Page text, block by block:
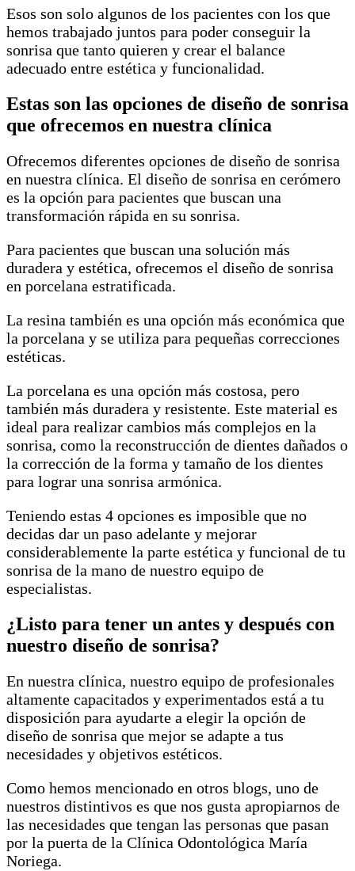
Esos son solo algunos de los pacientes con los que
hemos trabajado juntos para poder conseguir la
sonrisa que tanto quieren y crear el balance
adecuado entre estética y funcionalidad.
Estas son las opciones de diseño de sonrisa
que ofrecemos en nuestra clínica
Ofrecemos diferentes opciones de diseño de sonrisa
en nuestra clínica. El diseño de sonrisa en cerómero
es la opción para pacientes que buscan una
transformación rápida en su sonrisa.
Para pacientes que buscan una solución más
duradera y estética, ofrecemos el diseño de sonrisa
en porcelana estratificada.
La resina también es una opción más económica que
la porcelana y se utiliza para pequeñas correcciones
estéticas.
La porcelana es una opción más costosa, pero
también más duradera y resistente. Este material es
ideal para realizar cambios más complejos en la
sonrisa, como la reconstrucción de dientes dañados o
la corrección de la forma y tamaño de los dientes
para lograr una sonrisa armónica.
Teniendo estas 4 opciones es imposible que no
decidas dar un paso adelante y mejorar
considerablemente la parte estética y funcional de tu
sonrisa de la mano de nuestro equipo de
especialistas.
¿Listo para tener un antes y después con
nuestro diseño de sonrisa?
En nuestra clínica, nuestro equipo de profesionales
altamente capacitados y experimentados está a tu
disposición para ayudarte a elegir la opción de
diseño de sonrisa que mejor se adapte a tus
necesidades y objetivos estéticos.
Como hemos mencionado en otros blogs, uno de
nuestros distintivos es que nos gusta apropiarnos de
las necesidades que tengan las personas que pasan
por la puerta de la Clínica Odontológica María
Noriega.